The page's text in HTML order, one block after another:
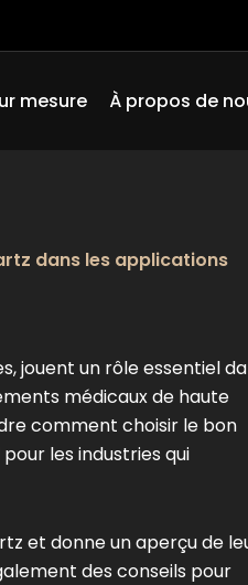
mesure À propos de
dans les applications
jouent un rôle essentiel
médicaux de haute
comment choisir le bon
les industries qui
et donne un aperçu de
des conseils pour